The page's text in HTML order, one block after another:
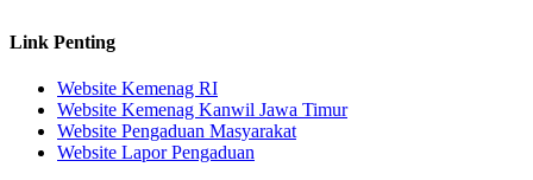
Link Penting
Website Kemenag RI
Website Kemenag Kanwil Jawa Timur
Website Pengaduan Masyarakat
Website Lapor Pengaduan